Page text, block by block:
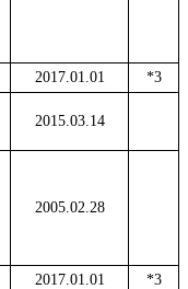
2017.01.01 *3
2015.03.14
2005.02.28
2017.01.01
*3